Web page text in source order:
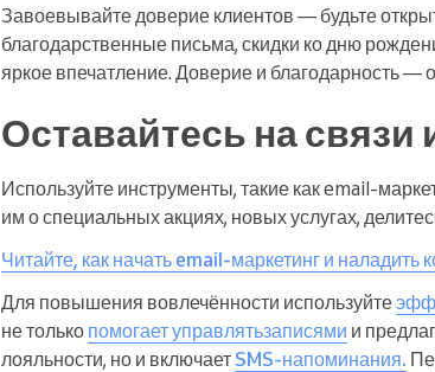
Завоевывайте доверие клиентов — будьте
благодарственные письма, скидки ко дню
яркое впечатление. Доверие и благодарность —
Оставайтесь на связи
Используйте инструменты, такие как email-
им о специальных акциях, новых услугах,
Читайте, как начать email-маркетинг и наладить
Для повышения вовлечённости используйте
не только помогает управлятьзаписями и
лояльности, но и включает SMS-напоминания.